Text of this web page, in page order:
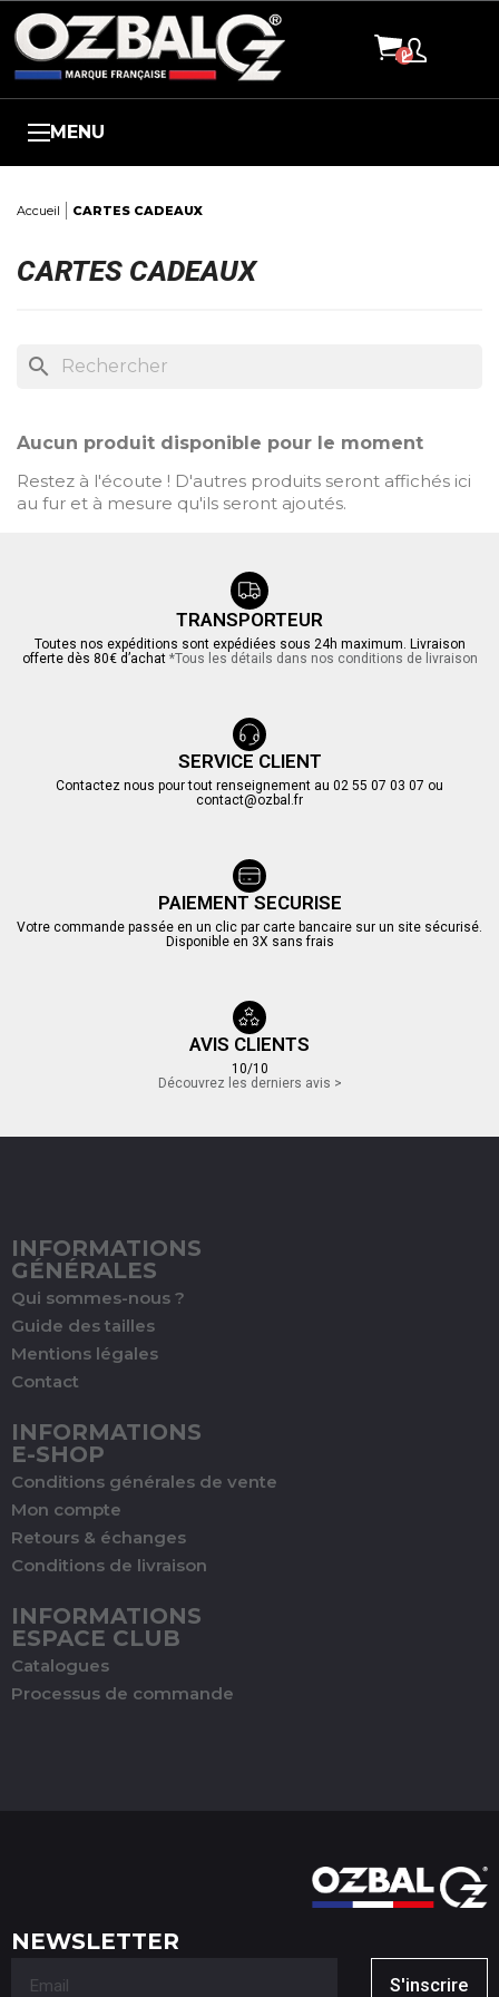
MENU
Accueil CARTES CADEAUX
FILTRES
TAILLES
Aucun choix disponible pour ce groupe
COULEURS
Aucun choix disponible pour ce groupe
CARTES CADEAUX
search
Aucun produit disponible pour le moment
Restez à l'écoute ! D'autres produits seront affichés ici
au fur et à mesure qu'ils seront ajoutés.
TRANSPORTEUR
Toutes nos expéditions sont expédiées sous 24h maximum. Livraison
offerte dès 80€ d’achat *Tous les détails dans nos conditions de livraison
SERVICE CLIENT
Contactez nous pour tout renseignement au 02 55 07 03 07 ou
contact@ozbal.fr
PAIEMENT SECURISE
Votre commande passée en un clic par carte bancaire sur un site sécurisé.
Disponible en 3X sans frais
AVIS CLIENTS
10/10
Découvrez les derniers avis >
INFORMATIONS
GÉNÉRALES
Qui sommes-nous ?
Guide des tailles
Mentions légales
Contact
INFORMATIONS
E-SHOP
Conditions générales de vente
Mon compte
Retours & échanges
Conditions de livraison
INFORMATIONS
ESPACE CLUB
Catalogues
Processus de commande
NEWSLETTER
S'inscrire
Panneau de gestion des cookies